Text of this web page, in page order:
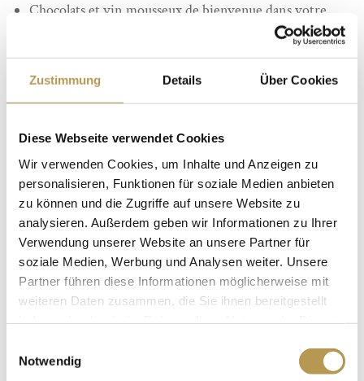
Zustimmung Details Über Cookies
Diese Webseite verwendet Cookies
Wir verwenden Cookies, um Inhalte und Anzeigen zu
personalisieren, Funktionen für soziale Medien anbieten
zu können und die Zugriffe auf unsere Website zu
analysieren. Außerdem geben wir Informationen zu Ihrer
Verwendung unserer Website an unsere Partner für
soziale Medien, Werbung und Analysen weiter. Unsere
Partner führen diese Informationen möglicherweise mit
weiteren Daten zusammen, die Sie ihnen bereitgestellt
Notwendig
Chocolats et vin mousseux de bienvenue dans votre
1x menu à 3 plats pour le dîner au restaurant « Auf
Scharffeneck
1x menu à 4 plats pour le dîner au restaurant « Auf
Scharffeneck
Soirée au coin du feu à la Burgschänke
Utilisation de l’espace bien-être et SPA « Auszeit ».
Peignoir et pantoufles de bien-être pour la durée de
votre séjour
Wi-Fi gratuit
Place de parking gratuite
mansardée